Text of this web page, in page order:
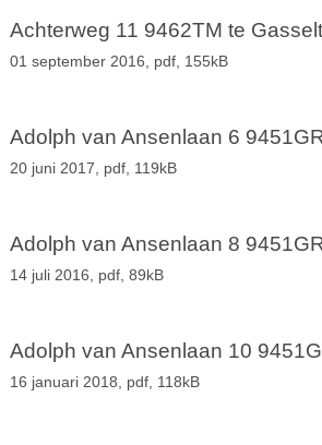
Achterweg 11 9462TM te
01 september 2016, pdf, 155kB
Adolph van Ansenlaan 6
20 juni 2017, pdf, 119kB
Adolph van Ansenlaan 8
14 juli 2016, pdf, 89kB
Adolph van Ansenlaan 10
16 januari 2018, pdf, 118kB